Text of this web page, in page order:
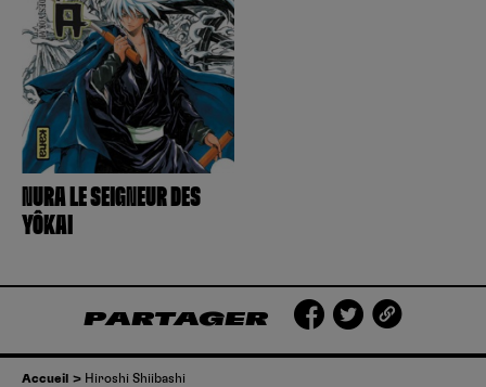
NURA LE SEIGNEUR DES
YÔKAI
PARTAGER
Accueil Hiroshi Shiibashi
Se connecter
Hunter x Hunter
Fire Force
Black Butler